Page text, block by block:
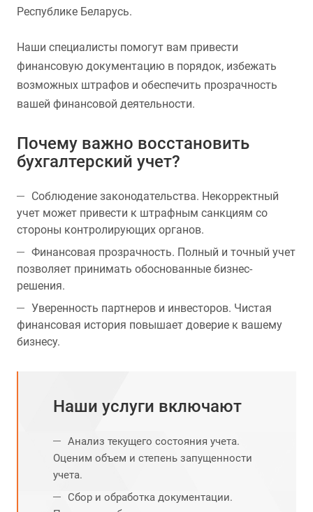
Республике Беларусь.
Наши специалисты помогут вам привести
финансовую документацию в порядок, избежать
возможных штрафов и обеспечить прозрачность
вашей финансовой деятельности.
Почему важно восстановить
бухгалтерский учет?
Соблюдение законодательства. Некорректный
учет может привести к штрафным санкциям со
стороны контролирующих органов.
Финансовая прозрачность. Полный и точный учет
позволяет принимать обоснованные бизнес-
решения.
Уверенность партнеров и инвесторов. Чистая
финансовая история повышает доверие к вашему
бизнесу.
Наши услуги включают
Анализ текущего состояния учета.
Оценим объем и степень запущенности
учета.
Сбор и обработка документации.